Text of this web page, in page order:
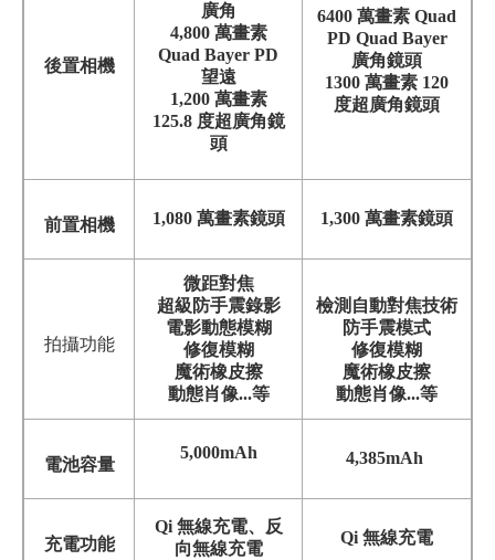
後置相機
廣角
4,800 萬畫素
Quad Bayer PD
望遠
1,200 萬畫素
125.8 度超廣角鏡
頭
6400 萬畫素 Quad
PD Quad Bayer
廣角鏡頭
1300 萬畫素 120
度超廣角鏡頭
前置相機 1,080 萬畫素鏡頭 1,300 萬畫素鏡頭
拍攝功能
微距對焦
超級防手震錄影
電影動態模糊
修復模糊
魔術橡皮擦
動態肖像...等
檢測自動對焦技術
防手震模式
修復模糊
魔術橡皮擦
動態肖像...等
電池容量
5,000mAh 4,385mAh
充電功能
Qi 無線充電、反
向無線充電
Qi 無線充電